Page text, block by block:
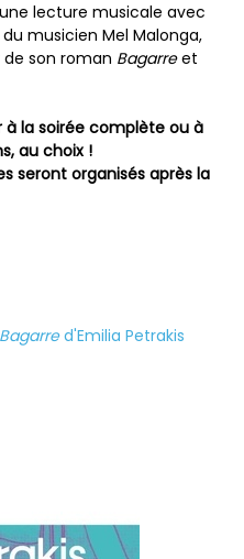
lecture musicale avec
musicien Mel Malonga,
son roman Bagarreet
la soirée complète ou à
au choix !
seront organisés après la
Bagarred'Emilia Petrakis